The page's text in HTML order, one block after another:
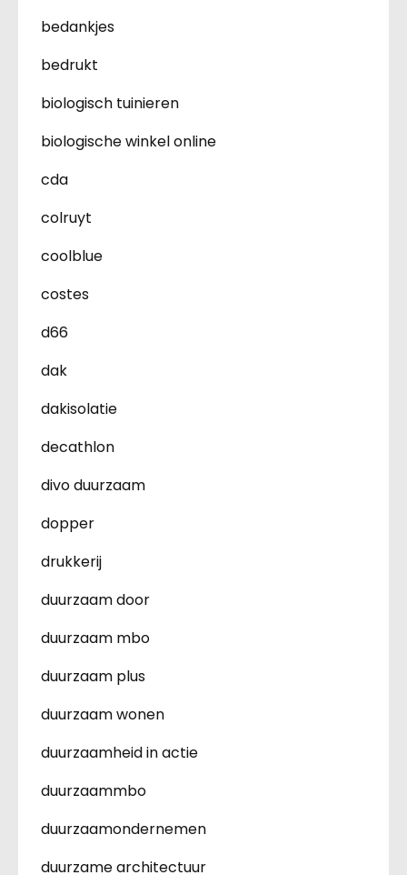
bedankjes
bedrukt
biologisch tuinieren
biologische winkel online
cda
colruyt
coolblue
costes
d66
dak
dakisolatie
decathlon
divo duurzaam
dopper
drukkerij
duurzaam door
duurzaam mbo
duurzaam plus
duurzaam wonen
duurzaamheid in actie
duurzaammbo
duurzaamondernemen
duurzame architectuur